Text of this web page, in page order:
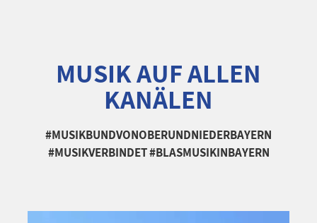
MUSIK AUF ALLEN
KANÄLEN
#MUSIKBUNDVONOBERUNDNIEDERBAYERN
#MUSIKVERBINDET #BLASMUSIKINBAYERN